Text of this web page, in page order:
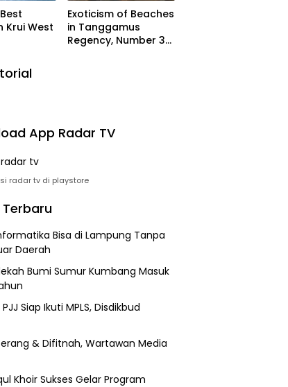
Krui West
Exoticism of Beaches
in Tanggamus
Regency, Number 3
App Radar TV
radar tv di playstore
Bisa di Lampung Tanpa
Daerah
Bumi Sumur Kumbang Masuk
Siap Ikuti MPLS, Disdikbud
& Difitnah, Wartawan Media
Khoir Sukses Gelar Program